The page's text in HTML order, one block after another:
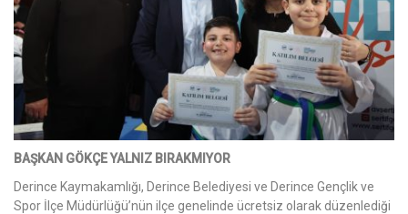
BAŞKAN GÖKÇE YALNIZ BIRAKMIYOR
Derince Kaymakamlığı, Derince Belediyesi ve Derince Gençlik ve
Spor İlçe Müdürlüğü’nün ilçe genelinde ücretsiz olarak düzenlediği